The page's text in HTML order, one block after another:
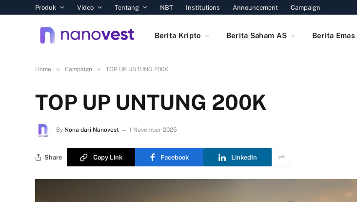
Produk Video Tentang NBT Institutions Announcement Campaign
Berita Kripto Berita Saham AS Berita Emas
Home » Campaign » TOP UP UNTUNG 200K
TOP UP UNTUNG 200K
By Nona dari Nanovest 1 November 2025
Share Copy Link Facebook LinkedIn